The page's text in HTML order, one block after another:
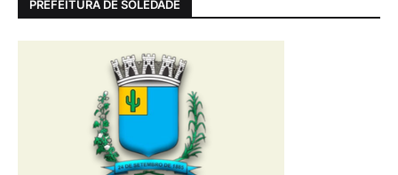
PREFEITURA DE SOLEDADE